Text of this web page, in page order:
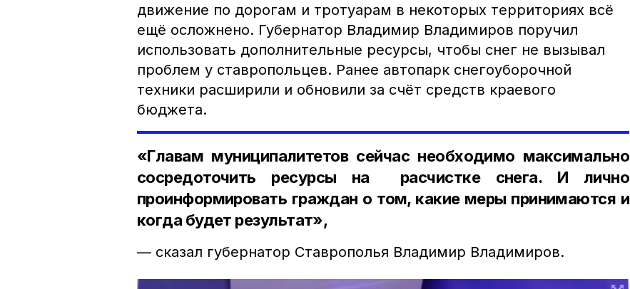
движение по дорогам и тротуарам в некоторых территориях всё
ещё осложнено. Губернатор Владимир Владимиров поручил
использовать дополнительные ресурсы, чтобы снег не вызывал
проблем у ставропольцев. Ранее автопарк снегоуборочной
техники расширили и обновили за счёт средств краевого
бюджета.
«Главам муниципалитетов сейчас необходимо максимально
сосредоточить ресурсы на расчистке снега. И лично
проинформировать граждан о том, какие меры принимаются и
когда будет результат»,
— сказал губернатор Ставрополья Владимир Владимиров.